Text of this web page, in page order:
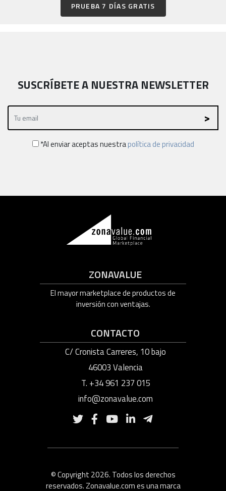
PRUEBA 7 DÍAS GRATIS
SUSCRÍBETE A NUESTRA NEWSLETTER
*Al enviar aceptas nuestrapolítica de privacidad
ZONAVALUE
El mayor marketplace de productos de
inversión con ventajas.
CONTACTO
C/ Cronista Carreres, 10 bajo
46003 Valencia
T. +34 961 237 015
info@zonavalue.com
© Copyright 2026. Todos los derechos
reservados. Zonavalue.com es una marca